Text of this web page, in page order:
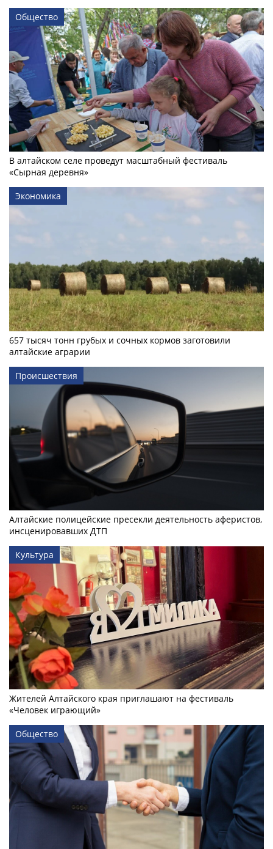
Общество
В алтайском селе проведут масштабный фестиваль
«Сырная деревня»
Экономика
657 тысяч тонн грубых и сочных кормов заготовили
алтайские аграрии
Происшествия
Алтайские полицейские пресекли деятельность аферистов,
инсценировавших ДТП
Культура
Жителей Алтайского края приглашают на фестиваль
«Человек играющий»
Общество